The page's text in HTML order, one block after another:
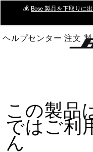
Main
💰 Bose 製品を下取りに
ヘルプセンター 注文
この製品
ではご利
ん